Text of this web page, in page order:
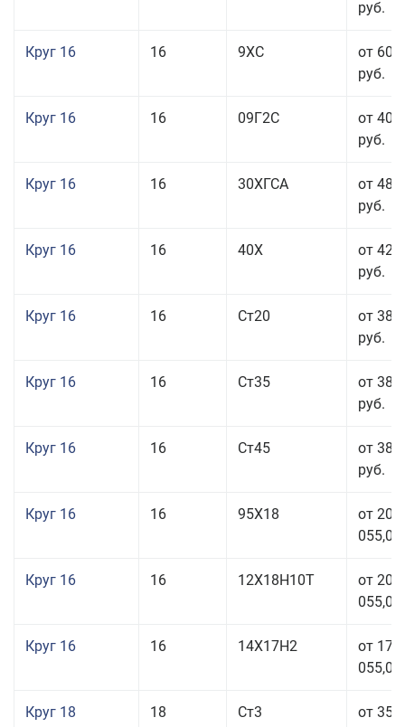
руб.
Круг 16 16 9ХС
от 60
руб.
Круг 16 16 09Г2С
от 40
руб.
Круг 16 16 30ХГСА
от 48
руб.
Круг 16 16 40Х
от 42
руб.
Круг 16 16 Ст20
от 38
руб.
Круг 16 16 Ст35
от 38
руб.
Круг 16 16 Ст45
от 38
руб.
Круг 16 16 95Х18
от 208
055,00
Круг 16 16 12Х18Н10Т
от 209
055,00
Круг 16 16 14Х17Н2
от 175
055,00
Круг 18 18 Ст3
от 35